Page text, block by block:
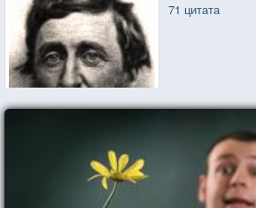
71 цитата